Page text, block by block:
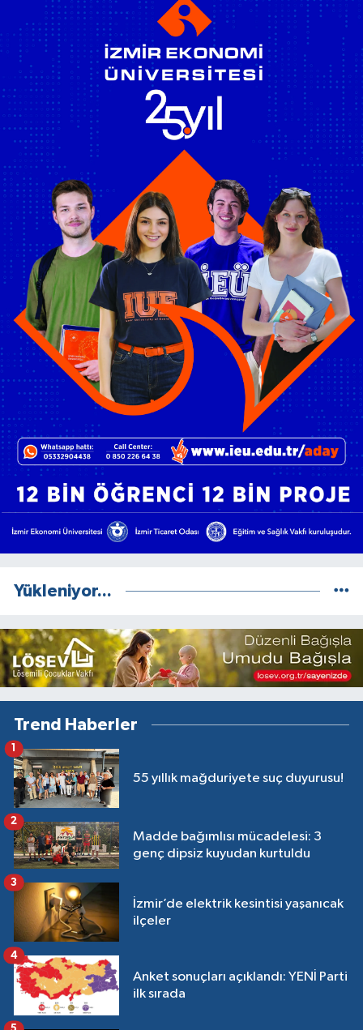
Yükleniyor...
Trend Haberler
55 yıllık mağduriyete suç duyurusu!
1
Madde bağımlısı mücadelesi: 3
genç dipsiz kuyudan kurtuldu
2
İzmir’de elektrik kesintisi yaşanıcak
ilçeler
3
Anket sonuçları açıklandı: YENİ Parti
ilk sırada
4